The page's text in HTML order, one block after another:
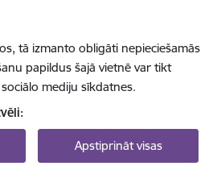
tā izmanto obligāti nepieciešamās
papildus šajā vietnē var tikt
mediju sīkdatnes.
Apstiprināt visas